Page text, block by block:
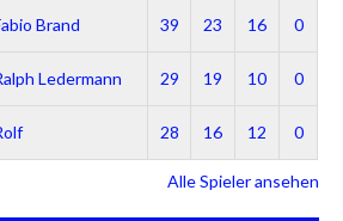
Brand 39 23 16 0
Ledermann 29 19 10 0
28 16 12 0
Alle Spieler ansehen